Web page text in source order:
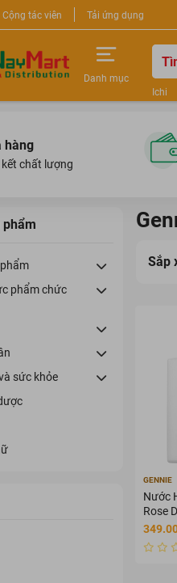
Cộng tác viên Tải ứng dụng
Danh mục
Ichi
hàng
kết chất lượng
phẩm
phẩm chức
sức khỏe
Sắp
GENNIE
Nước
Rose
50ml